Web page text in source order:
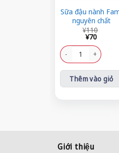
Sữa đậu nành
nguyên chất
¥110
¥110.
¥70
tại
là:
¥70.
Sữa đậu nành Fami
Thêm vào giỏ
Giới thiệu